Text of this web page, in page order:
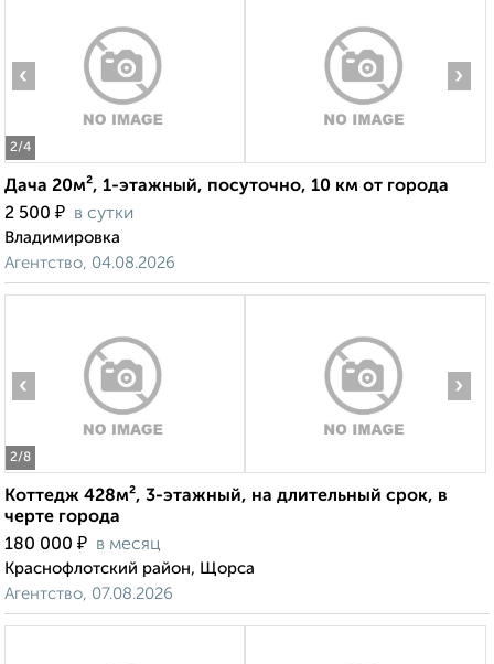
2/4
‹ ›
Дача 20м², 1-этажный, посуточно, 10 км от города
2 500 ₽ в сутки
Владимировка
Агентство, 04.08.2026
2/8
‹ ›
Коттедж 428м², 3-этажный, на длительный срок, в
черте города
180 000 ₽ в месяц
Краснофлотский район, Щорса
Агентство, 07.08.2026